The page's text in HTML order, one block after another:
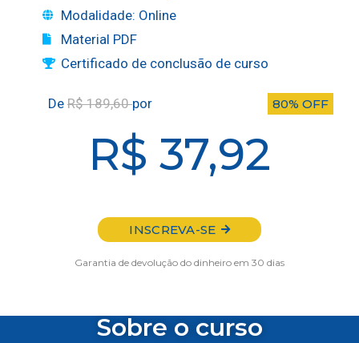
Modalidade: Online
Material PDF
Certificado de conclusão de curso
De R$ 189,60por 80% OFF
R$ 37,92
INSCREVA-SE
Garantia de devolução do dinheiro em 30 dias
Sobre o curso